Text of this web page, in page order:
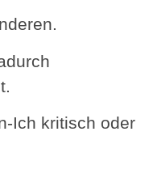
Ich kritisch oder